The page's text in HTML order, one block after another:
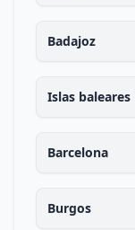
Badajoz
Islas baleares
Barcelona
Burgos